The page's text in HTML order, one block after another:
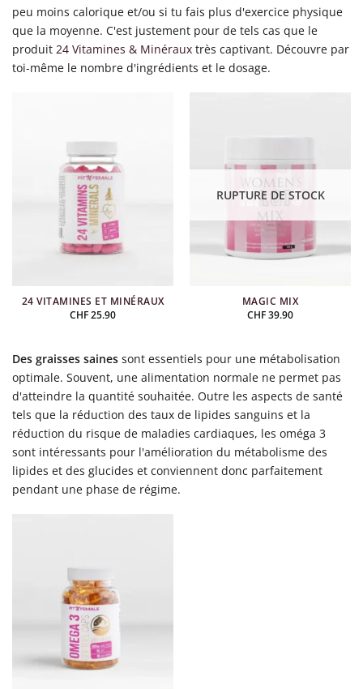
peu moins calorique et/ou si tu fais plus d'exercice physique
que la moyenne. C'est justement pour de tels cas que le
produit 24 Vitamines & Minéraux très captivant. Découvre par
toi-même le nombre d'ingrédients et le dosage.
24 VITAMINES ET MINÉRAUX
CHF25.90
RUPTURE DE STOCK
MAGIC MIX
CHF39.90
Des graisses saines sont essentiels pour une métabolisation
optimale. Souvent, une alimentation normale ne permet pas
d'atteindre la quantité souhaitée. Outre les aspects de santé
tels que la réduction des taux de lipides sanguins et la
réduction du risque de maladies cardiaques, les oméga 3
sont intéressants pour l'amélioration du métabolisme des
lipides et des glucides et conviennent donc parfaitement
pendant une phase de régime.